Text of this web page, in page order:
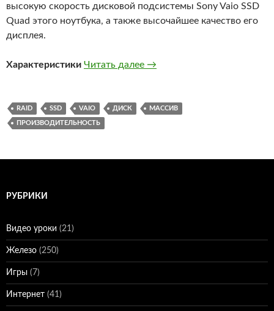
высокую скорость дисковой подсистемы Sony Vaio SSD
Quad этого ноутбука, а также высочайшее качество его
дисплея.
Характеристики Читать далее Особенности
→
RAID SSD VAIO ДИСК МАССИВ
ПРОИЗВОДИТЕЛЬНОСТЬ
РУБРИКИ
Видео уроки (21)
Железо (250)
Игры (7)
Интернет (41)